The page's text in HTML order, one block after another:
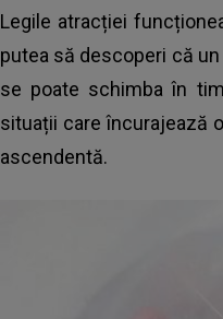
Legile atracției
putea să descoperi că
se poate schimba în
situații care încurajează
ascendentă.